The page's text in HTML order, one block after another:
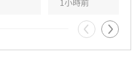
案目前正由檢警深入調
與鄒女當時的犯罪動
界高度關注。
1小時前